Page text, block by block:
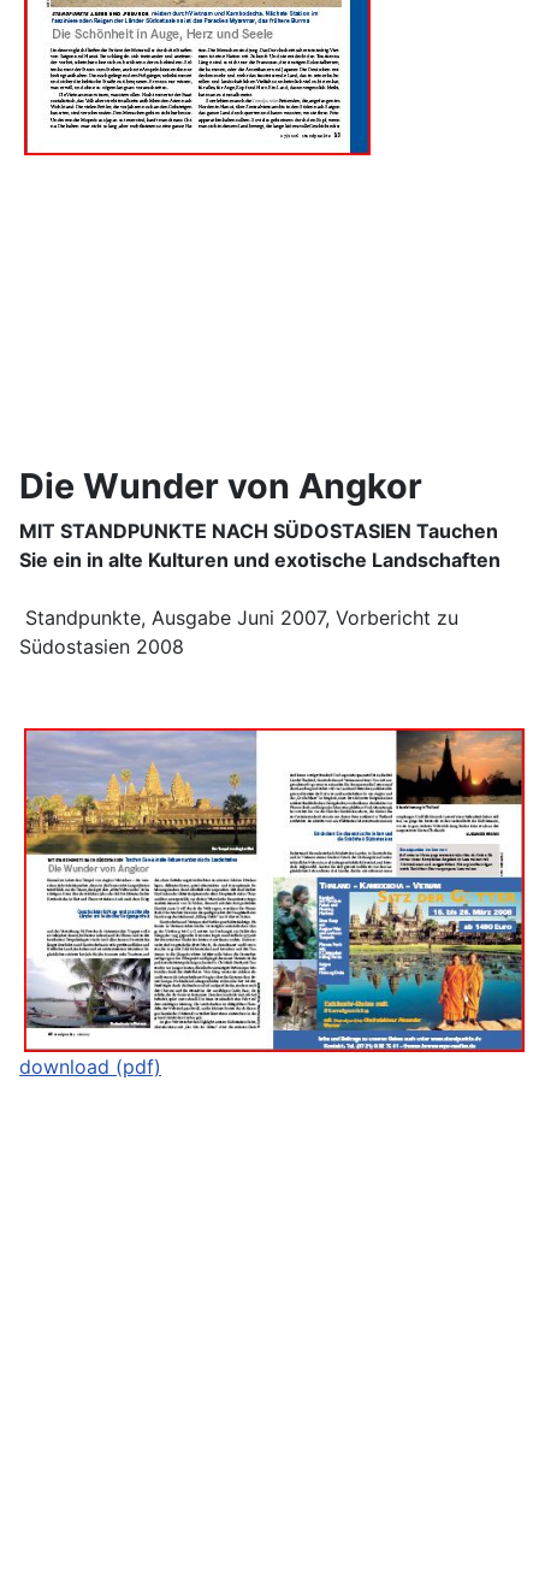
Die Wunder von Angkor
MIT STANDPUNKTE NACH SÜDOSTASIEN Tauchen
Sie ein in alte Kulturen und exotische Landschaften
Standpunkte, Ausgabe Juni 2007, Vorbericht zu
Südostasien 2008
download (pdf)